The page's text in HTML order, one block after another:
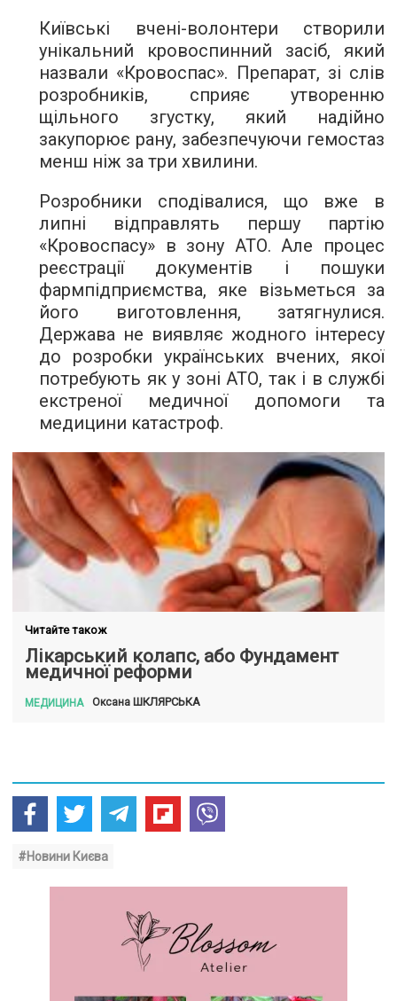
Київські вчені-волонтери створили
унікальний кровоспинний засіб, який
назвали «Кровоспас». Препарат, зі слів
розробників, сприяє утворенню
щільного згустку, який надійно
закупорює рану, забезпечуючи гемостаз
менш ніж за три хвилини.
Розробники сподівалися, що вже в
липні відправлять першу партію
«Кровоспасу» в зону АТО. Але процес
реєстрації документів і пошуки
фармпідприємства, яке візьметься за
його виготовлення, затягнулися.
Держава не виявляє жодного інтересу
до розробки українських вчених, якої
потребують як у зоні АТО, так і в службі
екстреної медичної допомоги та
медицини катастроф.
Читайте також
Лікарський колапс, або Фундамент
медичної реформи
МЕДИЦИНА Оксана ШКЛЯРСЬКА
#Новини Києва